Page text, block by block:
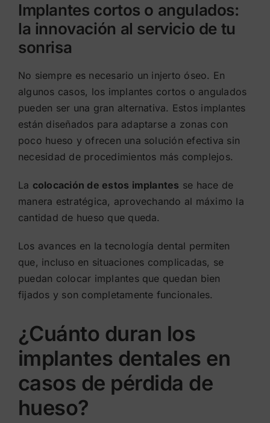
Implantes cortos o angulados:
la innovación al servicio de tu
sonrisa
No siempre es necesario un injerto óseo. En
algunos casos, los implantes cortos o angulados
pueden ser una gran alternativa. Estos implantes
están diseñados para adaptarse a zonas con
poco hueso y ofrecen una solución efectiva sin
necesidad de procedimientos más complejos.
La colocación de estos implantes se hace de
manera estratégica, aprovechando al máximo la
cantidad de hueso que queda.
Los avances en la tecnología dental permiten
que, incluso en situaciones complicadas, se
puedan colocar implantes que quedan bien
fijados y son completamente funcionales.
¿Cuánto duran los
implantes dentales en
casos de pérdida de
hueso?